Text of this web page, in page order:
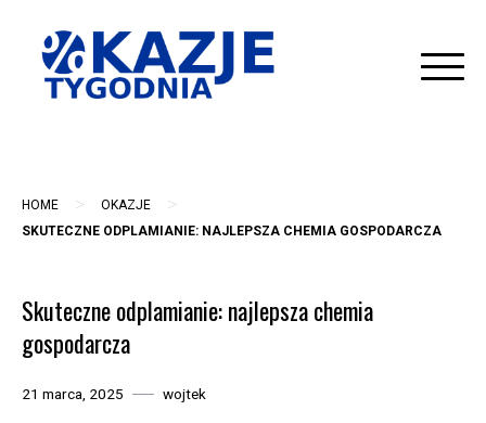
content
HOME > OKAZJE >
SKUTECZNE ODPLAMIANIE: NAJLEPSZA CHEMIA GOSPODARCZA
Skuteczne odplamianie: najlepsza chemia
gospodarcza
21 marca, 2025 wojtek